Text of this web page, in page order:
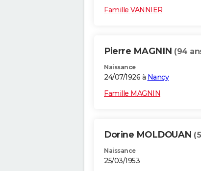
Famille VANNIER
Pierre MAGNIN (94
Naissance
24/07/1926 à Nancy
Famille MAGNIN
Dorine MOLDOUAN
Naissance
25/03/1953